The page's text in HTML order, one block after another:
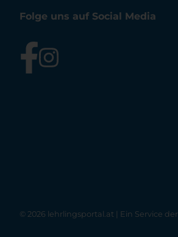
Folge uns auf Social Media
© 2026 lehrlingsportal.at | Ein Service der